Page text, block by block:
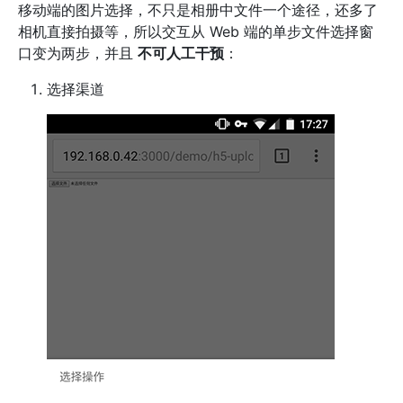
移动端的图片选择，不只是相册中文件一个途径，还多了
相机直接拍摄等，所以交互从 Web 端的单步文件选择窗
口变为两步，并且 不可人工干预 ：
选择渠道